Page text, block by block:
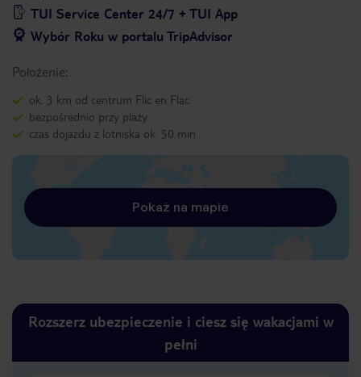
TUI Service Center 24/7 + TUI App
Wybór Roku w portalu TripAdvisor
Położenie:
ok. 3 km od centrum Flic en Flac
bezpośrednio przy plaży
czas dojazdu z lotniska ok. 50 min
Pokaż na mapie
Rozszerz ubezpieczenie i ciesz się wakacjami w
pełni